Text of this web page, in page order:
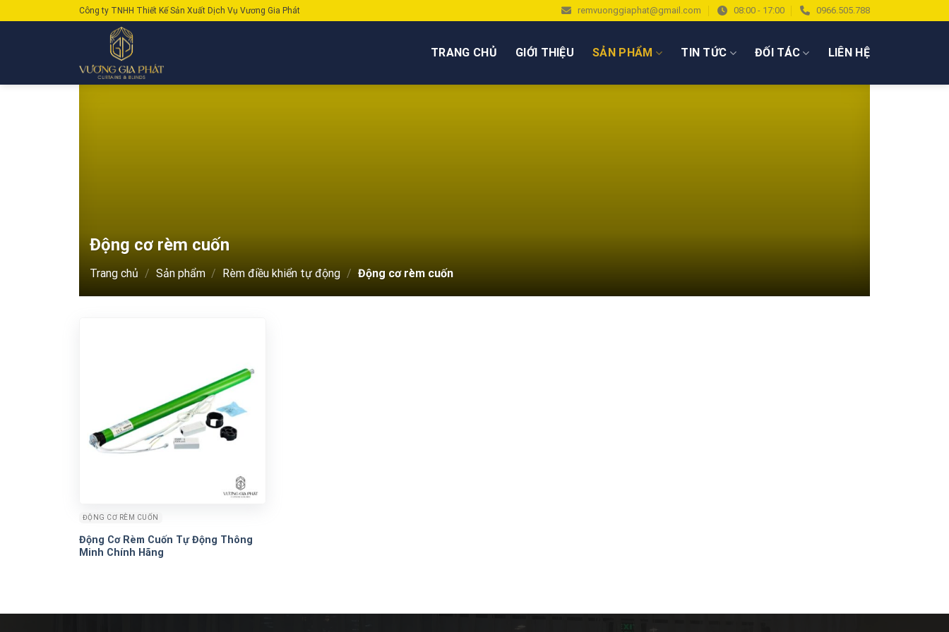
to
Công ty TNHH Thiết Kế Sản Xuất Dịch Vụ Vương Gia Phát remvuonggiaphat@gmail.com 08:00 - 17:00 0966.505.788
TRANG CHỦ GIỚI THIỆU SẢN PHẨM TIN TỨC ĐỐI TÁC LIÊN HỆ
Động cơ rèm cuốn
Trang chủ / Sản phẩm / Rèm điều khiển tự động / Động cơ rèm cuốn
ĐỘNG CƠ RÈM CUỐN
Động Cơ Rèm Cuốn Tự Động Thông
Minh Chính Hãng